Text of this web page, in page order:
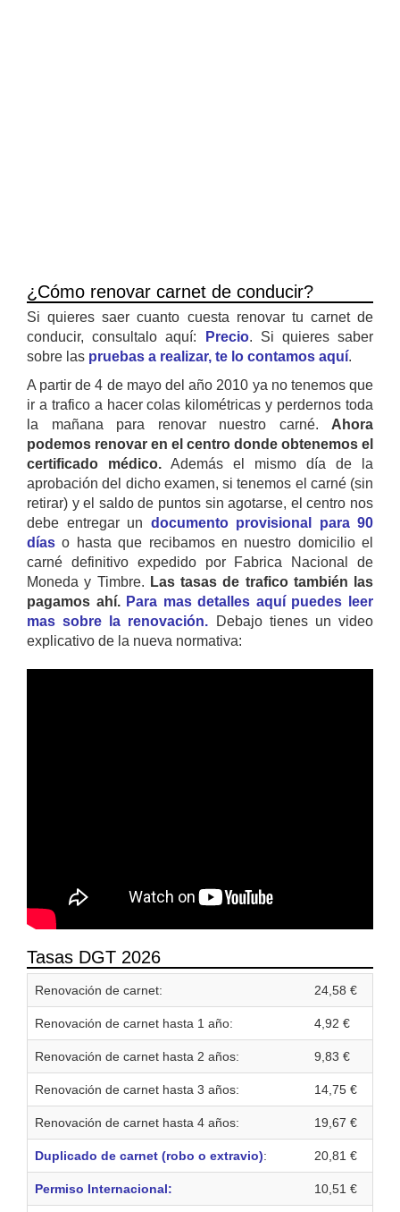
¿Cómo renovar carnet de conducir?
Si quieres saer cuanto cuesta renovar tu carnet de
conducir, consultalo aquí:
Precio. Si quieres saber
sobre las pruebas a realizar, te lo contamos aquí.
A partir de 4 de mayo del año 2010 ya no tenemos que
ir a trafico a hacer colas kilométricas y perdernos toda
la mañana para renovar nuestro carné. Ahora
podemos renovar en el centro donde obtenemos el
certificado médico. Además el mismo día de la
aprobación del dicho examen, si tenemos el carné (sin
retirar) y el saldo de puntos sin agotarse, el centro nos
debe entregar un documento provisional para 90
días o hasta que recibamos en nuestro domicilio el
carné definitivo expedido por Fabrica Nacional de
Moneda y Timbre. Las tasas de trafico también las
pagamos ahí. Para mas detalles aquí puedes leer
mas sobre la renovación. Debajo tienes un video
explicativo de la nueva normativa:
Tasas DGT 2026
Renovación de carnet: 24,58 €
Renovación de carnet hasta 1 año: 4,92 €
Renovación de carnet hasta 2 años: 9,83 €
Renovación de carnet hasta 3 años: 14,75 €
Renovación de carnet hasta 4 años: 19,67 €
Duplicado de carnet (robo o extravio): 20,81 €
Permiso Internacional: 10,51 €